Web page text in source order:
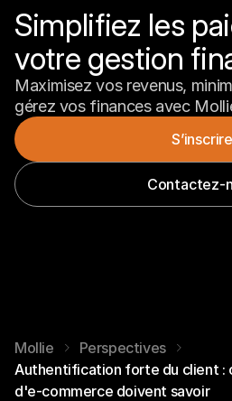
Simplifiez les
votre gestion
Maximisez vos revenus,
gérez vos finances avec
S’inscrire
Contactez-
Mollie
Perspectives
Authentification forte du client :
d'e-commerce doivent savoir